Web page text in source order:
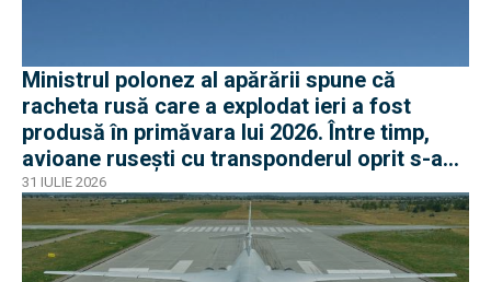
Ministrul polonez al apărării spune că
racheta rusă care a explodat ieri a fost
produsă în primăvara lui 2026. Între timp,
avioane rusești cu transponderul oprit s-au
apropiat de frontiera Poloniei
31 IULIE 2026